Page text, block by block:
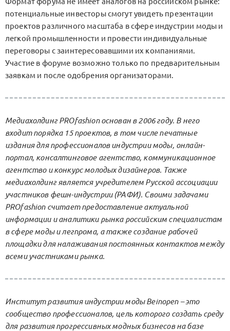
потенциальные инвесторы смогут увидеть презентации
проектов различного масштаба в сфере индустрии моды и
легкой промышленности и провести индивидуальные
переговоры с заинтересовавшими их компаниями.
Участие в форуме возможно только по предварительным
заявкам и после одобрения организаторами.
Медиахолдинг PROfashion основан в 2006 году. В него
входит порядка 15 проектов, в том числе печатные
издания для профессионалов индустрии моды, онлайн-
портал, консалтинговое агентство, коммуникационное
агентство и конкурс молодых дизайнеров. Также
медиахолдинг является учредителем Русской ассоциации
участников фешн-индустрии (РАФИ). Своими задачами
PROfashion считает предоставление актуальной
информации и аналитики рынка российским специалистам
в сфере моды и легпрома, а также создание рабочей
площадки для налаживания постоянных контактов между
всеми участниками рынка.
Институт развития индустрии моды Beinopen – это
сообщество профессионалов, цель которого создать среду
для развития прогрессивных модных бизнесов на базе